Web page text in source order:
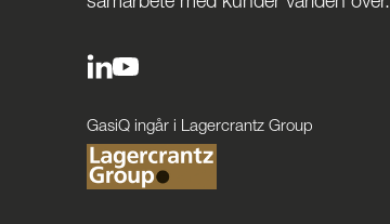
GasiQ ingår i Lagercrantz Group